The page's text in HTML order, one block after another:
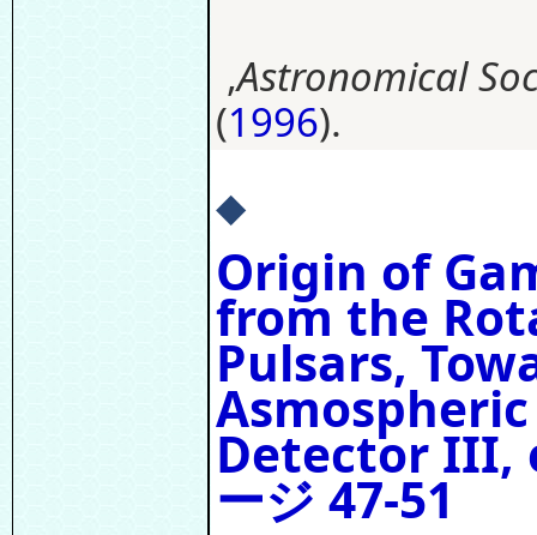
,Astronomical
(1996).
◆
Origin of
from the
Pulsars,
Detector III,
ージ 47-51